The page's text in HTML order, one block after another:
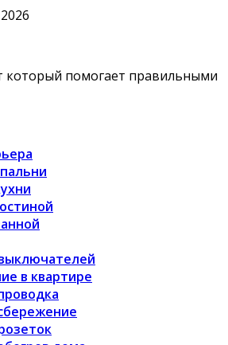
который помогает правильными
в квартире